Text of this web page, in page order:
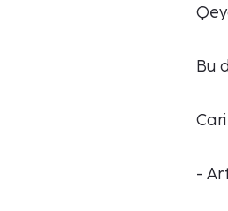
Bu
-